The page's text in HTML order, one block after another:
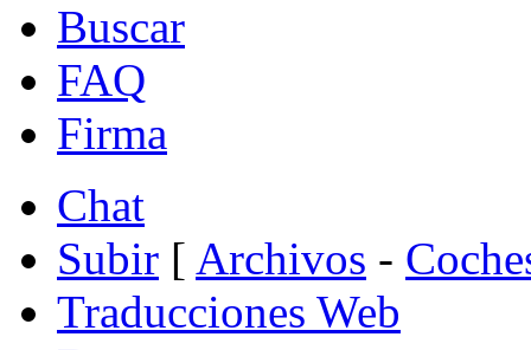
Buscar
FAQ
Firma
Chat
Subir [ Archivos -
Traducciones Web